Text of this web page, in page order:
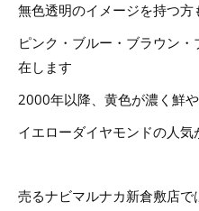
無色透明のイメージを持つ
ピンク・ブルー・ブラウン
在します
2000年以降、黄色が濃く鮮
イエローダイヤモンドの人気
売るナビマルナカ新倉敷店で